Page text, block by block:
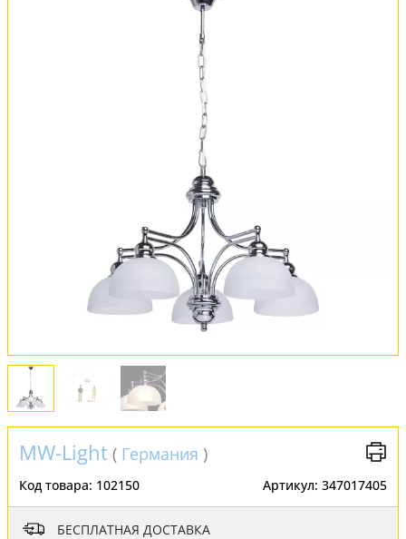
Комплект лампочек
Отзывы
MW-Light ( Германия )
Код товара: 102150 Артикул: 347017405
БЕСПЛАТНАЯ ДОСТАВКА